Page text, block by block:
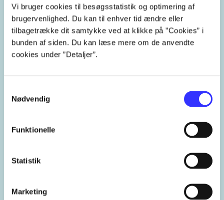
Vi bruger cookies til besøgsstatistik og optimering af
brugervenlighed. Du kan til enhver tid ændre eller
tilbagetrække dit samtykke ved at klikke på ”Cookies” i
bunden af siden. Du kan læse mere om de anvendte
cookies under ”Detaljer”.
Nødvendig
Funktionelle
Statistik
Marketing
Hans Egede
Grønland Danmark
heste børnebøger hestesygdomme vokal